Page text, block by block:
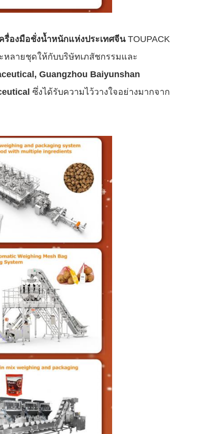
องมือชั่งน้ำหนักแห่งประเทศจีนTOUPACK
ลายชุดให้กับบริษัทเภสัชกรรมและ
Guangzhou Baiyunshan
ซึ่งได้รับความไว้วางใจอย่างมากจาก